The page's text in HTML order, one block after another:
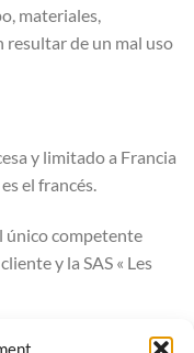
materiales,
resultar de un mal uso
y limitado a Francia
el francés.
único competente
y la SAS « Les